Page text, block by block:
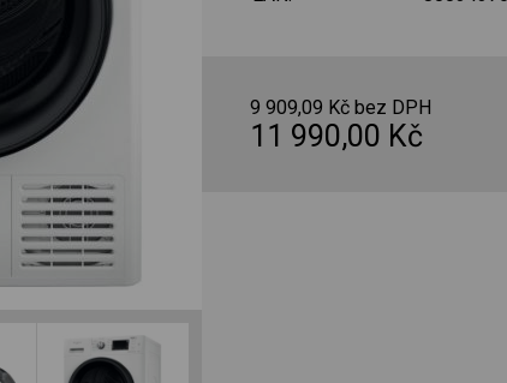
9 909,09 Kč bez DPH
11 990,00 Kč